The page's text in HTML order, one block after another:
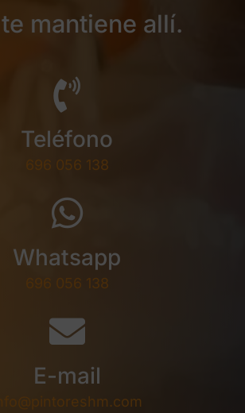
mantiene allí.
Teléfono
696 056 138
Whatsapp
696 056 138
E-mail
info@pintoreshm.com